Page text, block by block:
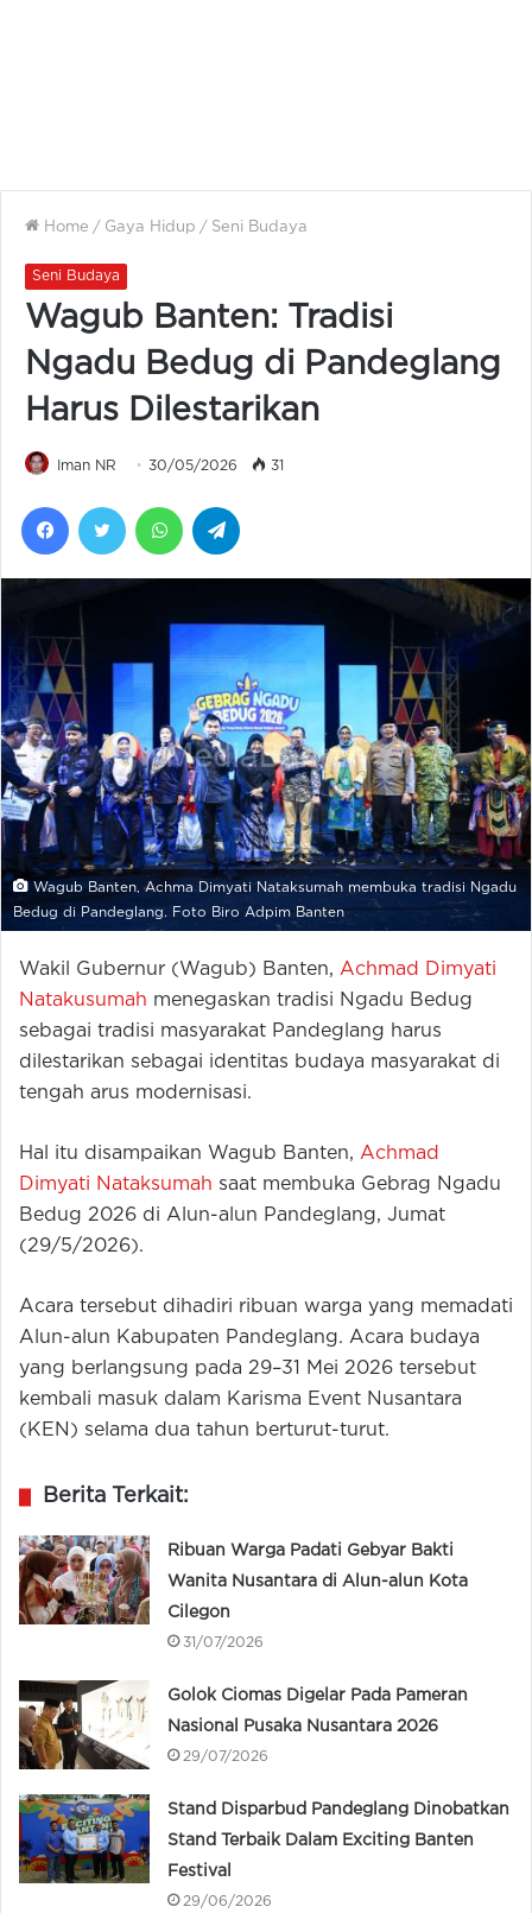
Home / Gaya Hidup / Seni Budaya
Seni Budaya
Wagub Banten: Tradisi
Ngadu Bedug di Pandeglang
Harus Dilestarikan
Iman NR 30/05/2026 31
FacebookTwitter WhatsApp
Wagub Banten, Achma Dimyati Nataksumah membuka tradisi Ngadu
Bedug di Pandeglang. Foto Biro Adpim Banten
Wakil Gubernur (Wagub) Banten, Achmad Dimyati
Natakusumah menegaskan tradisi Ngadu Bedug
sebagai tradisi masyarakat Pandeglang harus
dilestarikan sebagai identitas budaya masyarakat di
tengah arus modernisasi.
Hal itu disampaikan Wagub Banten, Achmad
Dimyati Nataksumah saat membuka Gebrag Ngadu
Bedug 2026 di Alun-alun Pandeglang, Jumat
(29/5/2026).
Acara tersebut dihadiri ribuan warga yang memadati
Alun-alun Kabupaten Pandeglang. Acara budaya
yang berlangsung pada 29–31 Mei 2026 tersebut
kembali masuk dalam Karisma Event Nusantara
(KEN) selama dua tahun berturut-turut.
Berita Terkait:
Ribuan Warga Padati Gebyar Bakti
Wanita Nusantara di Alun-alun Kota
Cilegon
31/07/2026
Golok Ciomas Digelar Pada Pameran
Nasional Pusaka Nusantara 2026
29/07/2026
Stand Disparbud Pandeglang Dinobatkan
Stand Terbaik Dalam Exciting Banten
Festival
29/06/2026